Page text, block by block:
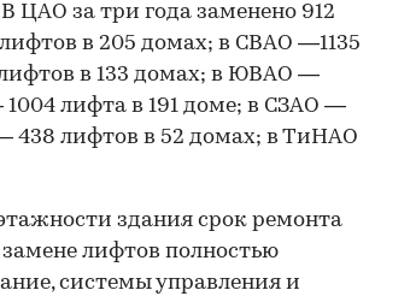
ЦАО за три года заменено 912
в 205 домах; в СВАО —1135
в 133 домах; в ЮВАО —
лифта в 191 доме; в СЗАО —
438 лифтов в 52 домах; в ТиНАО
здания срок ремонта
лифтов полностью
системы управления и